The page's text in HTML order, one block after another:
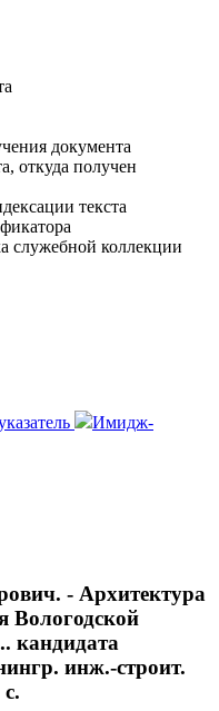
документа
откуда получен
текста
служебной коллекции
Имидж-
- Архитектура
Вологодской
кандидата
инж.-строит.